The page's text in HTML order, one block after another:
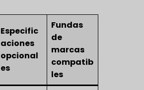
Especific
aciones
opcional
es
Fundas
de
marcas
compatib
les